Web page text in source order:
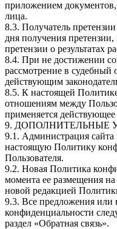
приложением
лица.
8.3. Получатель
дня получения
претензии о результатах
8.4. При не достижении
рассмотрение в судебный
действующим
8.5. К настоящей
отношениям между
применяется действующее
9. ДОПОЛНИТЕЛЬНЫЕ
9.1. Администрация сайта
настоящую Политику
Пользователя.
9.2. Новая Политика
момента ее размещения
новой редакцией
9.3. Все предложения
конфиденциальности
раздел «Обратная связь».